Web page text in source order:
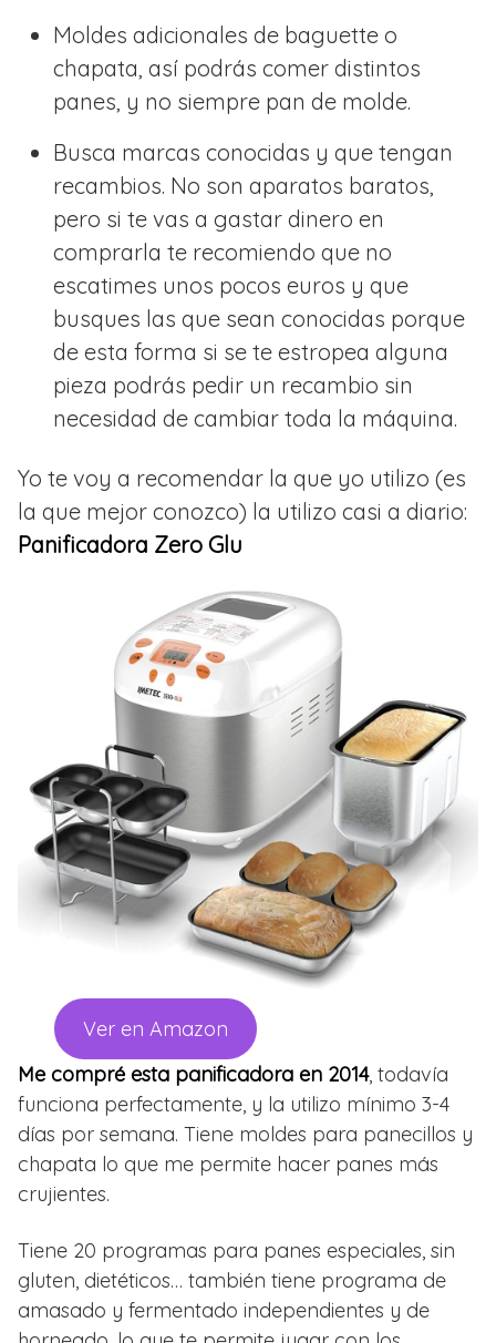
Moldes adicionales de baguette o
chapata, así podrás comer distintos
panes, y no siempre pan de molde.
Busca marcas conocidas y que tengan
recambios. No son aparatos baratos,
pero si te vas a gastar dinero en
comprarla te recomiendo que no
escatimes unos pocos euros y que
busques las que sean conocidas porque
de esta forma si se te estropea alguna
pieza podrás pedir un recambio sin
necesidad de cambiar toda la máquina.
Yo te voy a recomendar la que yo utilizo (es
la que mejor conozco) la utilizo casi a diario:
Panificadora Zero Glu
Ver en Amazon
Me compré esta panificadora en 2014, todavía
funciona perfectamente, y la utilizo mínimo 3-4
días por semana. Tiene moldes para panecillos y
chapata lo que me permite hacer panes más
crujientes.
Tiene 20 programas para panes especiales, sin
gluten, dietéticos… también tiene programa de
amasado y fermentado independientes y de